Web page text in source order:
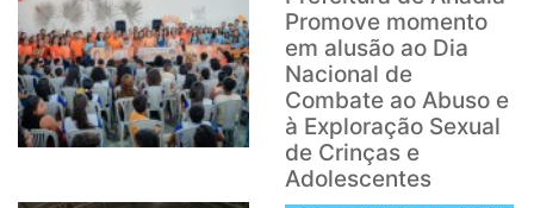
Promove momento
em alusão ao Dia
Nacional de
Combate ao Abuso e
à Exploração Sexual
de Crinças e
Adolescentes